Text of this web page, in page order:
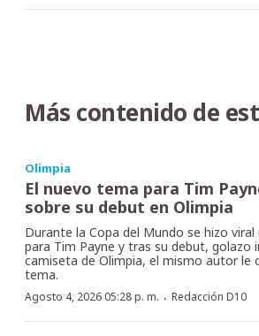
Más contenido de
Olimpia
El nuevo tema para Tim
sobre su debut en Olimpia
Durante la Copa del Mundo se hizo viral
para Tim Payne y tras su debut, golazo
camiseta de Olimpia, el mismo autor le
tema.
Agosto 4, 2026 05:28 p. m. · Redacción D10